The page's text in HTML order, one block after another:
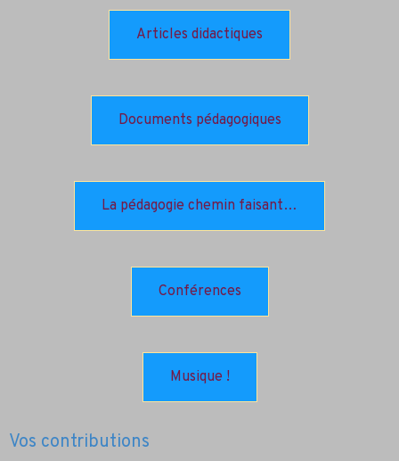
Articles didactiques
Documents pédagogiques
La pédagogie chemin faisant…
Conférences
Musique !
Vos contributions